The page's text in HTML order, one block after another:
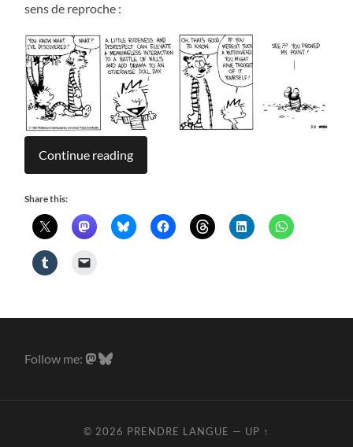
sens de reproche :
Continue reading
Share this:
Follow me:
© 2026 PRENDRE LANGUE — UP ↑